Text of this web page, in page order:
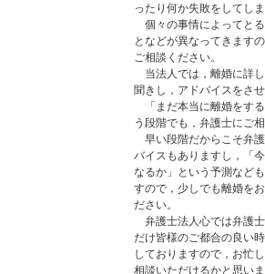
ったり何か失敗をしてし
個々の事情によってと
となどが異なってきます
ご相談ください。
当法人では，離婚に詳
聞きし，アドバイスをさ
「まだ本当に離婚をす
う段階でも，弁護士にご
早い段階だからこそ弁
バイスもありますし，「
なるか」という予測など
すので，少しでも離婚を
ださい。
弁護士法人心では弁護
だけ皆様のご都合の良い
しておりますので，お忙
相談いただけるかと思いま